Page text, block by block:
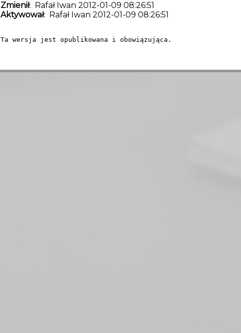
Zmienił: Rafał Iwan 2012-01-09 08:26:51
Aktywował: Rafał Iwan 2012-01-09 08:26:51
Ta wersja jest opublikowana i obowiązująca.